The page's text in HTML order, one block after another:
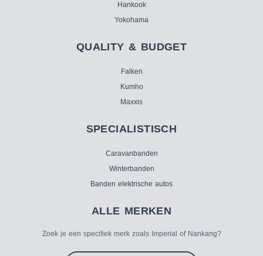
Hankook
Yokohama
QUALITY & BUDGET
Falken
Kumho
Maxxis
SPECIALISTISCH
Caravanbanden
Winterbanden
Banden elektrische autos
ALLE MERKEN
Zoek je een specifiek merk zoals Imperial of Nankang?